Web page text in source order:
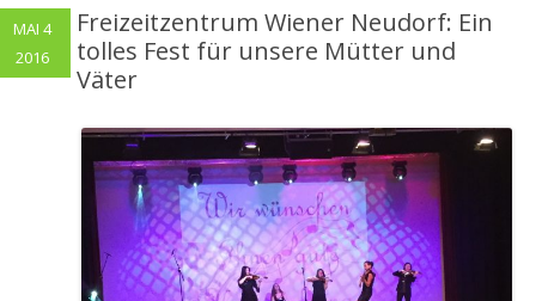
Freizeitzentrum Wiener Neudorf: Ein
tolles Fest für unsere Mütter und
Väter
MAI 4
2016